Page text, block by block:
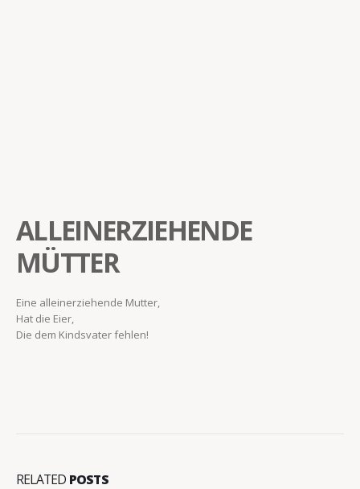
ALLEINERZIEHENDE
MÜTTER
Eine alleinerziehende Mutter,
Hat die Eier,
Die dem Kindsvater fehlen!
RELATED POSTS